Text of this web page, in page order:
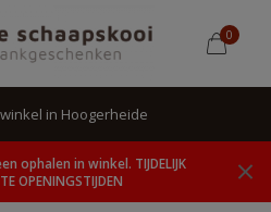
0
in Hoogerheide
ophalen in winkel. TIJDELIJK
OPENINGSTIJDEN